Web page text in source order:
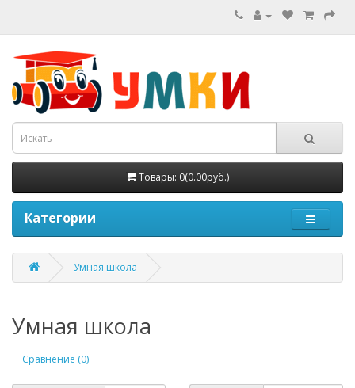
Товары: 0(0.00руб.)
Категории
Умная школа
Умная школа
Сравнение (0)